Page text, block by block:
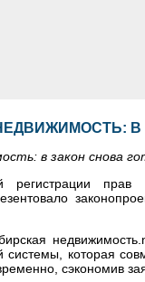
в закон снова
регистрации
системы, которая
сэкономив